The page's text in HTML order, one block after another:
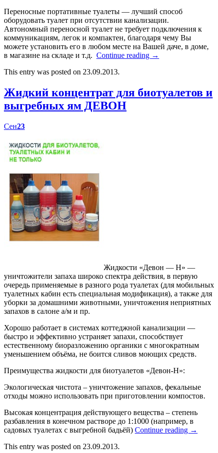
Переносные портативные туалеты — лучший способ
оборудовать туалет при отсутствии канализации.
Автономный переносной туалет не требует подключения к
коммуникациям, легок и компактен, благодаря чему Вы
можете установить его в любом месте на Вашей даче, в доме,
в магазине на складе и т.д. Continue reading →
This entry was posted on 23.09.2013.
Жидкий концентрат для биотуалетов и
выгребных ям ДЕВОН
Сен23
Жидкости «Девон — Н» —
уничтожители запаха широко спектра действия, в первую
очередь применяемые в разного рода туалетах (для мобильных
туалетных кабин есть специальная модификация), а также для
уборки за домашними животными, уничтожения неприятных
запахов в салоне а/м и пр.
Хорошо работает в системах коттеджной канализации —
быстро и эффективно устраняет запахи, способствует
естественному биоразложению органики с многократным
уменьшением объёма, не боится сливов моющих средств.
Преимущества жидкости для биотуалетов «Девон-Н»:
Экологическая чистота – уничтожение запахов, фекальные
отходы можно использовать при приготовлении компостов.
Высокая концентрация действующего вещества – степень
разбавления в конечном растворе до 1:1000 (например, в
садовых туалетах с выгребной бадьёй) Continue reading →
This entry was posted on 23.09.2013.